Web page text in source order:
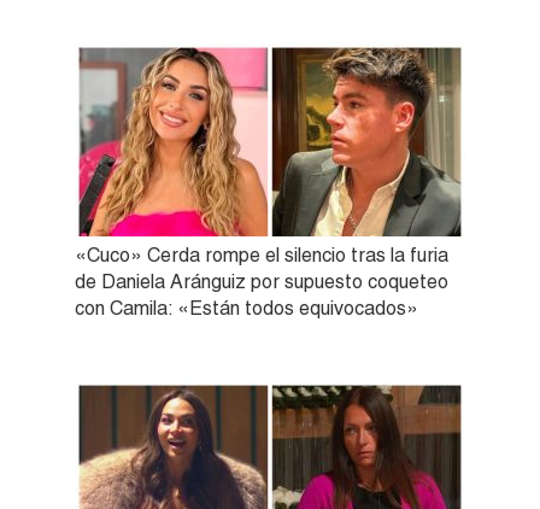
«Cuco» Cerda rompe el silencio tras la furia
de Daniela Aránguiz por supuesto coqueteo
con Camila: «Están todos equivocados»